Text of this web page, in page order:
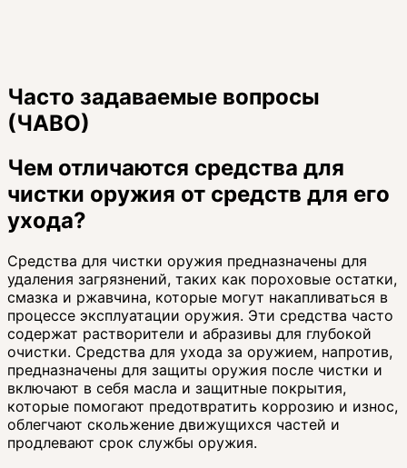
Часто задаваемые вопросы
(ЧАВО)
Чем отличаются средства для
чистки оружия от средств для его
ухода?
Средства для чистки оружия предназначены для
удаления загрязнений, таких как пороховые остатки,
смазка и ржавчина, которые могут накапливаться в
процессе эксплуатации оружия. Эти средства часто
содержат растворители и абразивы для глубокой
очистки. Средства для ухода за оружием, напротив,
предназначены для защиты оружия после чистки и
включают в себя масла и защитные покрытия,
которые помогают предотвратить коррозию и износ,
облегчают скольжение движущихся частей и
продлевают срок службы оружия.